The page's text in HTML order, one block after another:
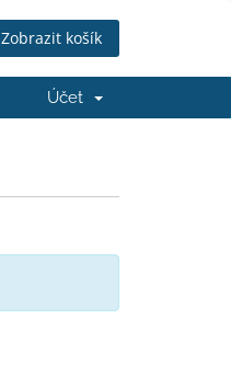
Zobrazit košík
Účet